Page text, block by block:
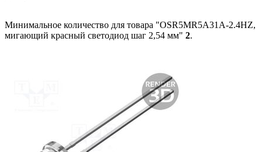
Минимальное количество для товара "OSR5MR5A31A-2.4HZ,
мигающий красный светодиод шаг 2,54 мм" 2.